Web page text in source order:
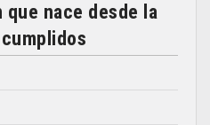
que nace desde la